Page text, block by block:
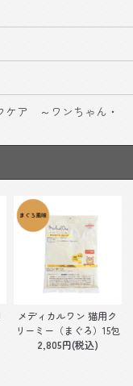
ケア ～ワンちゃん・
メディカルワン 猫用ク
リーミー（まぐろ）15包
2,805円(税込)